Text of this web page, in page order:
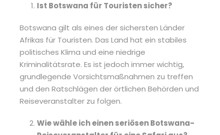
Ist Botswana für Touristen sicher?
Botswana gilt als eines der sichersten Länder
Afrikas für Touristen. Das Land hat ein stabiles
politisches Klima und eine niedrige
Kriminalitätsrate. Es ist jedoch immer wichtig,
grundlegende Vorsichtsmaßnahmen zu treffen
und den Ratschlägen der örtlichen Behörden und
Reiseveranstalter zu folgen.
Wie wähle ich einen seriösen Botswana-